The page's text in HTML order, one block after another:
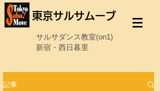
東京サルサムーブ
サルサダンス教室(on1)
新宿・西日暮里
記事